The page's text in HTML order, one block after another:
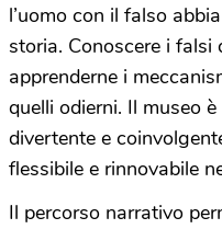
l’uomo con il falso
storia. Conoscere i
apprenderne i
quelli odierni. Il museo è
divertente e
flessibile e rinnovabile
Il percorso narrativo